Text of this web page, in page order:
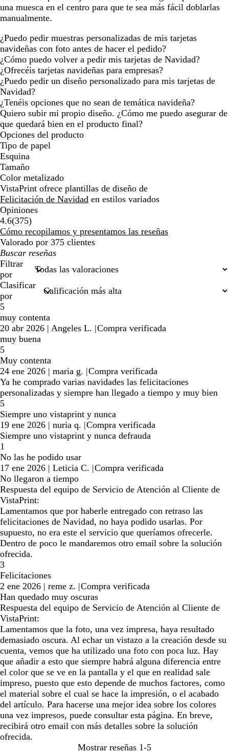
una muesca en el centro para que te sea más fácil doblarlas
manualmente.
¿Puedo pedir muestras personalizadas de mis tarjetas
navideñas con foto antes de hacer el pedido?
¿Cómo puedo volver a pedir mis tarjetas de Navidad?
¿Ofrecéis tarjetas navideñas para empresas?
¿Puedo pedir un diseño personalizado para mis tarjetas de
Navidad?
¿Tenéis opciones que no sean de temática navideña?
Quiero subir mi propio diseño. ¿Cómo me puedo asegurar de
que quedará bien en el producto final?
Opciones del producto
Tipo de papel
Esquina
Tamaño
Color metalizado
VistaPrint ofrece plantillas de diseño de
Felicitación de Navidad en estilos variados
Opiniones
4.6(375375
reseñas
)
Cómo recopilamos y presentamos las reseñas
Valorado por 375 clientes
Mis
búsquedas
Filtrar
por
Clasificar
por
5
muy contenta
20 abr 2026 | Angeles L. |Compra verificada
muy buena
5
Muy contenta
24 ene 2026 | maria g. |Compra verificada
Ya he comprado varias navidades las felicitaciones
personalizadas y siempre han llegado a tiempo y muy bien
5
Siempre uno vistaprint y nunca
19 ene 2026 | nuria q. |Compra verificada
Siempre uno vistaprint y nunca defrauda
1
No las he podido usar
17 ene 2026 | Leticia C. |Compra verificada
No llegaron a tiempo
Respuesta del equipo de Servicio de Atención al Cliente de
VistaPrint:
Lamentamos que por haberle entregado con retraso las
felicitaciones de Navidad, no haya podido usarlas. Por
supuesto, no era este el servicio que queríamos ofrecerle.
Dentro de poco le mandaremos otro email sobre la solución
ofrecida.
3
Felicitaciones
2 ene 2026 | reme z. |Compra verificada
Han quedado muy oscuras
Respuesta del equipo de Servicio de Atención al Cliente de
VistaPrint:
Lamentamos que la foto, una vez impresa, haya resultado
demasiado oscura. Al echar un vistazo a la creación desde su
cuenta, vemos que ha utilizado una foto con poca luz. Hay
que añadir a esto que siempre habrá alguna diferencia entre
el color que se ve en la pantalla y el que en realidad sale
impreso, puesto que esto depende de muchos factores, como
el material sobre el cual se hace la impresión, o el acabado
del artículo. Para hacerse una mejor idea sobre los colores
una vez impresos, puede consultar esta página. En breve,
recibirá otro email con más detalles sobre la solución
ofrecida.
Mostrar reseñas 1-5